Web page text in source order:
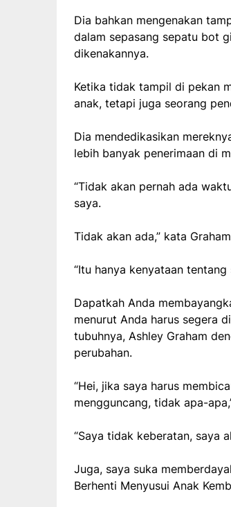
Dia bahkan mengenakan
dalam sepasang sepatu bot
dikenakannya.
Ketika tidak tampil di pekan
anak, tetapi juga seorang
Dia mendedikasikan
lebih banyak penerimaan di
“Tidak akan pernah ada
saya.
Tidak akan ada,” kata
“Itu hanya kenyataan
Dapatkah Anda
menurut Anda harus segera
tubuhnya, Ashley Graham
perubahan.
“Hei, jika saya harus
mengguncang, tidak apa-
“Saya tidak keberatan, saya
Juga, saya suka
Berhenti Menyusui Anak